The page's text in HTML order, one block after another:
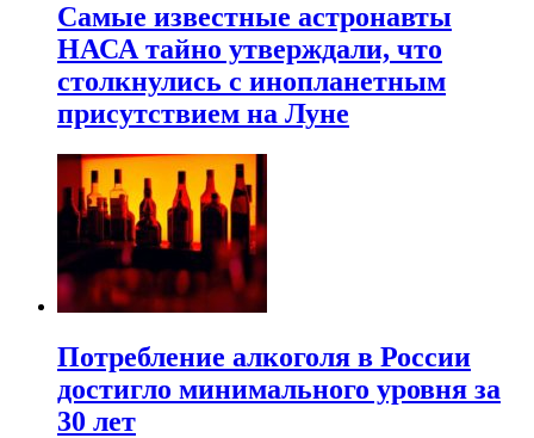
Самые известные астронавты
НАСА тайно утверждали, что
столкнулись с инопланетным
присутствием на Луне
Потребление алкоголя в России
достигло минимального уровня за
30 лет